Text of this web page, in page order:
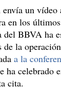
un
en los
del BBVA ha
de la
a la
ha celebrado
cita.